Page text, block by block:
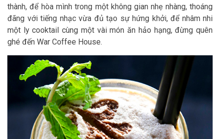
thành, để hòa mình trong một không gian nhẹ nhàng, thoáng
đãng với tiếng nhạc vừa đủ tạo sự hứng khởi, để nhâm nhi
một ly cooktail cùng một vài món ăn hảo hạng, đừng quên
ghé đến War Coffee House.